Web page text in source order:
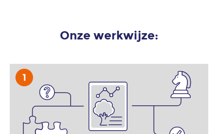
Onze werkwijze: